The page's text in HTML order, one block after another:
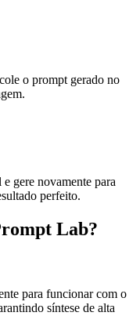
o prompt gerado no
gere novamente para
perfeito.
Lab?
para funcionar com o
síntese de alta